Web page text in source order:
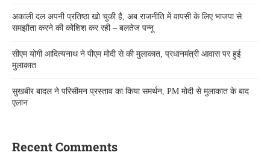
अकाली दल अपनी प्रतिष्ठा खो चुकी है, अब राजनीति में वापसी के लिए भाजपा से
समझौता करने की कोशिश कर रही – बलतेज पन्नू
सीएम योगी आदित्यनाथ ने पीएम मोदी से की मुलाकात, प्रधानमंत्री आवास पर हुई
मुलाकात
सुखबीर बादल ने परिसीमन प्रस्ताव का किया समर्थन, PM मोदी से मुलाकात के बाद
एलान
Recent Comments